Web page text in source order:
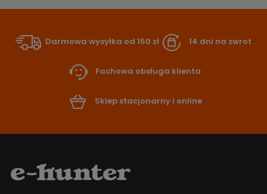
Darmowa wysyłka od 150 zł 14 dni na zwrot
Fachowa obsługa klienta
Sklep stacjonarny i online